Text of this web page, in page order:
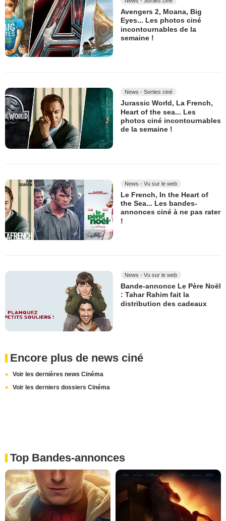
Avengers 2, Moana, Big
Eyes... Les photos ciné
incontournables de la
semaine !
News - Sorties ciné
Jurassic World, La French,
Heart of the sea... Les
photos ciné incontournables
de la semaine !
News - Vu sur le web
Le French, In the Heart of
the Sea... Les bandes-
annonces ciné à ne pas rater
!
News - Vu sur le web
Bande-annonce Le Père Noël
: Tahar Rahim fait la
distribution des cadeaux
Encore plus de news ciné
Voir les dernières news Cinéma
Voir les derniers dossiers Cinéma
Top Bandes-annonces